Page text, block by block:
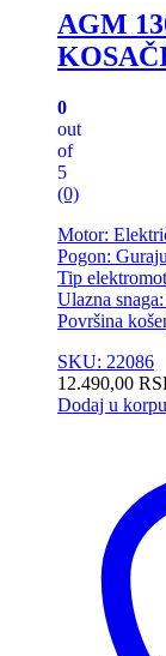
AGM
0
out
of
5
(0)
Motor:
Pogon:
Tip
Ulazna
Površina
SKU: 22086
12.490,00
Dodaj u korpu